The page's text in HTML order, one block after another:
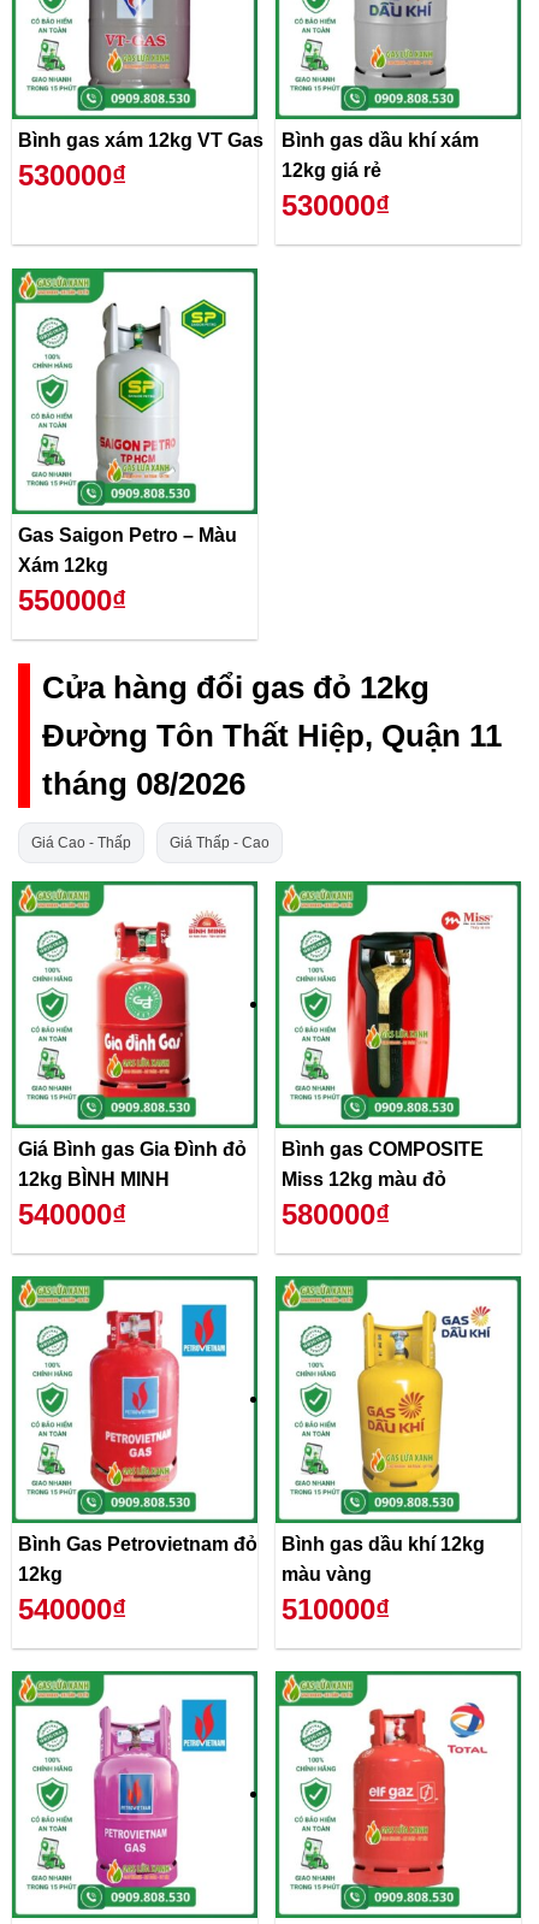
Bình gas xám 12kg VT Gas
530000₫
Bình gas dầu khí xám
12kg giá rẻ
530000₫
Gas Saigon Petro – Màu
Xám 12kg
550000₫
Cửa hàng đổi gas đỏ 12kg
Đường Tôn Thất Hiệp, Quận 11
tháng 08/2026
Giá Cao - Thấp Giá Thấp - Cao
Giá Bình gas Gia Đình đỏ
12kg BÌNH MINH
540000₫
Bình gas COMPOSITE
Miss 12kg màu đỏ
580000₫
Bình Gas Petrovietnam đỏ
12kg
540000₫
Bình gas dầu khí 12kg
màu vàng
510000₫